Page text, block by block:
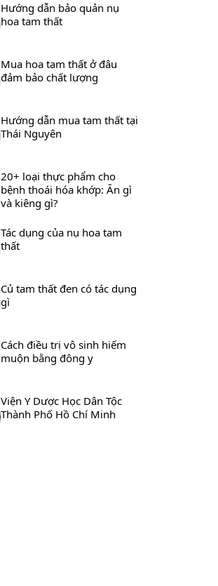
Hướng dẫn bảo quản nụ
hoa tam thất
Mua hoa tam thất ở đâu
đảm bảo chất lượng
Hướng dẫn mua tam thất tại
Thái Nguyên
20+ loại thực phẩm cho
bệnh thoái hóa khớp: Ăn gì
và kiêng gì?
Tác dụng của nụ hoa tam
thất
Củ tam thất đen có tác dụng
gì
Cách điều trị vô sinh hiếm
muộn bằng đông y
Viện Y Dược Học Dân Tộc
Thành Phố Hồ Chí Minh